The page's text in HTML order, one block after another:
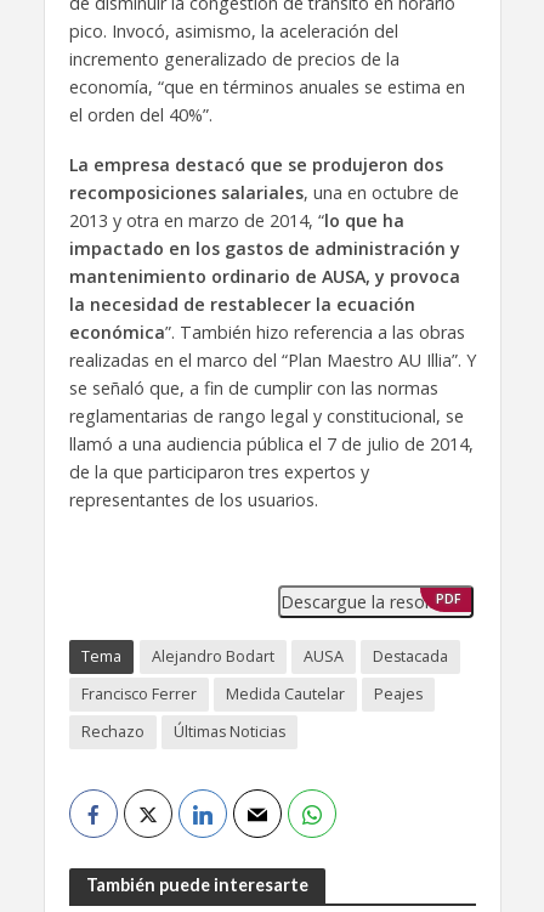
pico. Invocó, asimismo, la aceleración del
incremento generalizado de precios de la
economía, “que en términos anuales se estima en
el orden del 40%”.
La empresa destacó que se produjeron dos
recomposiciones salariales, una en octubre de
2013 y otra en marzo de 2014, “lo que ha
impactado en los gastos de administración y
mantenimiento ordinario de AUSA, y provoca
la necesidad de restablecer la ecuación
económica”. También hizo referencia a las obras
realizadas en el marco del “Plan Maestro AU Illia”. Y
se señaló que, a fin de cumplir con las normas
reglamentarias de rango legal y constitucional, se
llamó a una audiencia pública el 7 de julio de 2014,
de la que participaron tres expertos y
representantes de los usuarios.
Descargue la resolución
PDF
Tema Alejandro Bodart AUSA
Destacada
Francisco Ferrer
Medida Cautelar
Peajes
Rechazo
Últimas Noticias
También puede interesarte